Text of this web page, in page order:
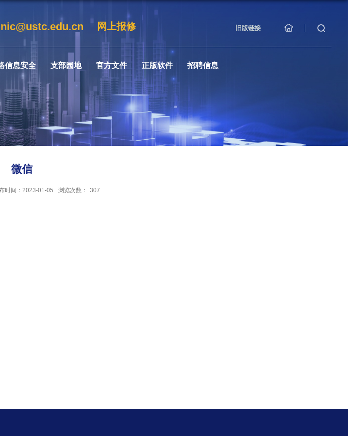
nic@ustc.edu.cn 网上报修 旧版链接
信息安全 支部园地 官方文件 正版软件 招聘信息
微信
时间：2023-01-05 浏览次数： 307